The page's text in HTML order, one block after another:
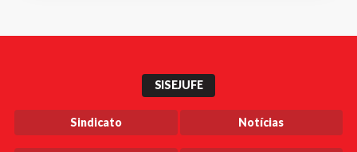
SISEJUFE
Sindicato Notícias